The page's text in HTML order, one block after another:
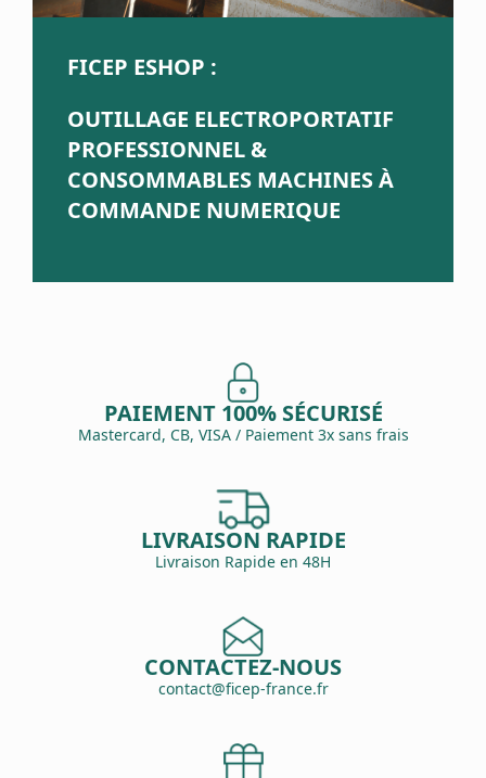
FICEP ESHOP :
OUTILLAGE ELECTROPORTATIF
PROFESSIONNEL &
CONSOMMABLES MACHINES À
COMMANDE NUMERIQUE
PAIEMENT 100% SÉCURISÉ
Mastercard, CB, VISA / Paiement 3x sans frais
LIVRAISON RAPIDE
Livraison Rapide en 48H
CONTACTEZ-NOUS
contact@ficep-france.fr